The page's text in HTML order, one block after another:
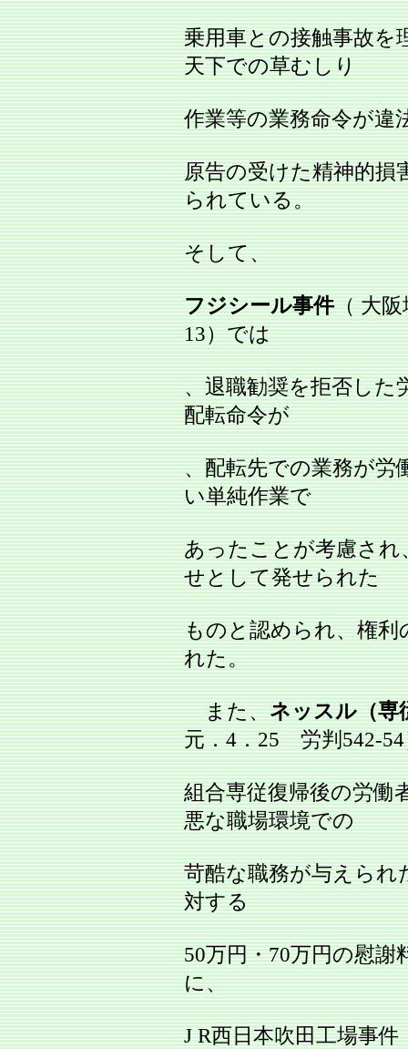
乗用車との接触事故を
天下での草むしり
作業等の業務命令が違
原告の受けた精神的損
られている。
そして、
フジシール事件（ 大
13）では
、退職勧奨を拒否した
配転命令が
、配転先での業務が労
い単純作業で
あったことが考慮され
せとして発せられた
ものと認められ、権
れた。
また、ネッスル（専
元．4．25 労判
組合専従復帰後の労働
悪な職場環境での
苛酷な職務が与えられ
対する
50万円・70万円の慰
に、
J R西日本吹田工場事